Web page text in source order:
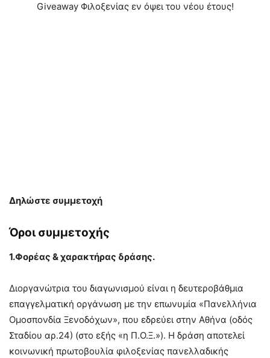
Giveaway Φιλοξενίας εν όψει του νέου έτους!
Δηλώστε συμμετοχή
Όροι συμμετοχής
1.Φορέας & χαρακτήρας δράσης.
Διοργανώτρια του διαγωνισμού είναι η δευτεροβάθμια
επαγγελματική οργάνωση με την επωνυμία «Πανελλήνια
Ομοσπονδία Ξενοδόχων», που εδρεύει στην Αθήνα (οδός
Σταδίου αρ.24) (στο εξής «η Π.Ο.Ξ.»). Η δράση αποτελεί
κοινωνική πρωτοβουλία φιλοξενίας πανελλαδικής